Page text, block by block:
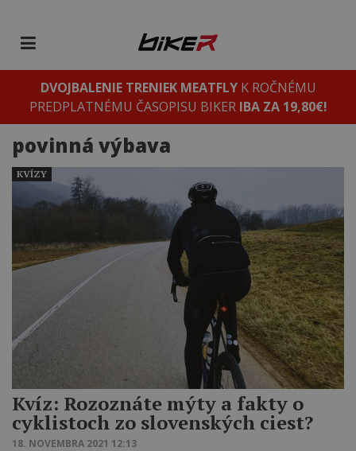
DVOJBALENIE TRENIEK MEATFLYK ROČNÉMU
PREDPLATNÉMU ČASOPISU BIKER IBA ZA 19,80€!
povinná výbava
Kvíz: Rozoznáte mýty a fakty o
cyklistoch zo slovenských ciest?
18. NOVEMBRA 2021 12:13
KVÍZY